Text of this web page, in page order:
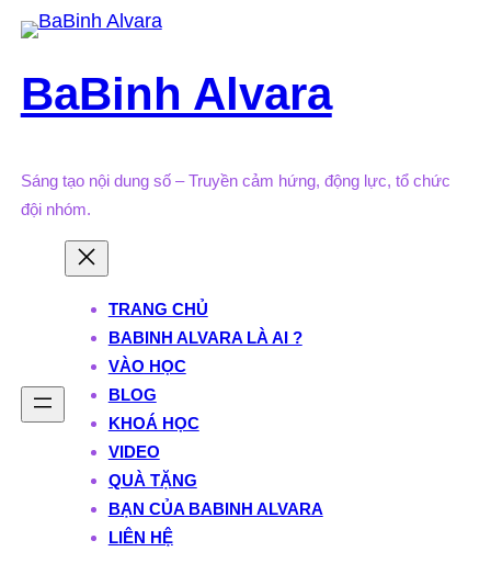
Skip
content
BaBinh Alvara
Sáng tạo nội dung số – Truyền cảm hứng, động lực, tổ chức
đội nhóm.
TRANG CHỦ
BABINH ALVARA LÀ AI ?
VÀO HỌC
BLOG
KHOÁ HỌC
VIDEO
QUÀ TẶNG
BẠN CỦA BABINH ALVARA
LIÊN HỆ